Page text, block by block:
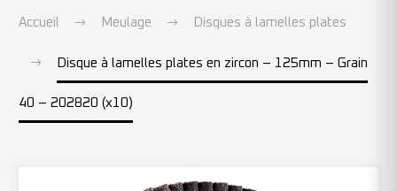
Accueil Meulage Disques à lamelles plates
Disque à lamelles plates en zircon – 125mm – Grain
40 – 202820 (x10)